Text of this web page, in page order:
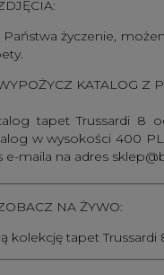
Państwa życzenie,
KATALOG Z
tapet Trussardi 8
w wysokości 400
e-maila na adres
NA ŻYWO:
kolekcję tapet